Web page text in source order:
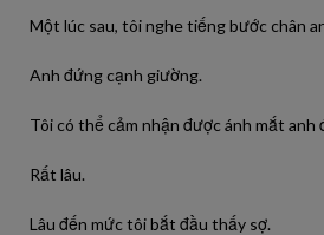
Một lúc sau, tôi nghe tiếng bước chân
Anh đứng cạnh giường.
Tôi có thể cảm nhận được ánh mắt anh
Rất lâu.
Lâu đến mức tôi bắt đầu thấy sợ.